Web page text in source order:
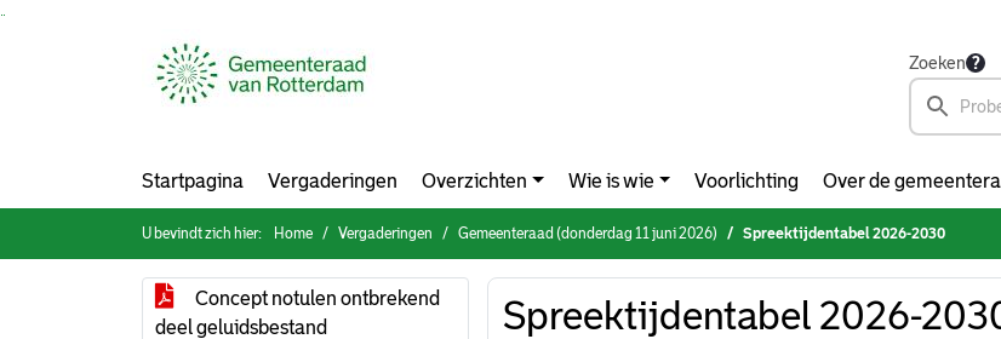
Zoeken
Startpagina Vergaderingen Overzichten Wie is wie Voorlichting Over de
U bevindt zich hier: Home Vergaderingen Gemeenteraad (donderdag 11 juni 2026) Spreektijdentabel 2026-2030
Concept notulen ontbrekend
deel geluidsbestand
Spreektijdentabel 2026-